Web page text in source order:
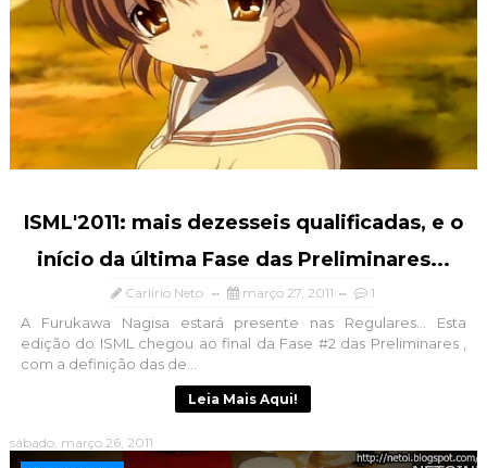
ISML'2011: mais dezesseis qualificadas, e o
início da última Fase das Preliminares...
Carlírio Neto março 27, 2011 1
A Furukawa Nagisa estará presente nas Regulares... Esta
edição do ISML chegou ao final da Fase #2 das Preliminares ,
com a definição das de...
Leia Mais Aqui!
sábado, março 26, 2011